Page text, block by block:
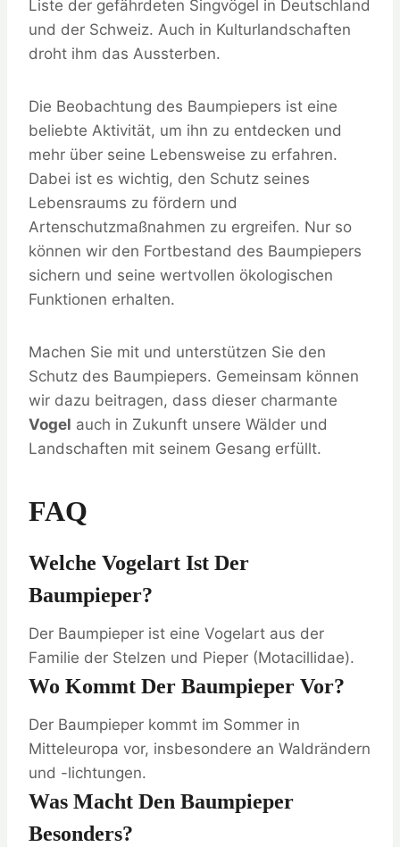
Liste der gefährdeten Singvögel in Deutschland
und der Schweiz. Auch in Kulturlandschaften
droht ihm das Aussterben.
Die Beobachtung des Baumpiepers ist eine
beliebte Aktivität, um ihn zu entdecken und
mehr über seine Lebensweise zu erfahren.
Dabei ist es wichtig, den Schutz seines
Lebensraums zu fördern und
Artenschutzmaßnahmen zu ergreifen. Nur so
können wir den Fortbestand des Baumpiepers
sichern und seine wertvollen ökologischen
Funktionen erhalten.
Machen Sie mit und unterstützen Sie den
Schutz des Baumpiepers. Gemeinsam können
wir dazu beitragen, dass dieser charmante
Vogel auch in Zukunft unsere Wälder und
Landschaften mit seinem Gesang erfüllt.
FAQ
Welche Vogelart Ist Der
Baumpieper?
Der Baumpieper ist eine Vogelart aus der
Familie der Stelzen und Pieper (Motacillidae).
Wo Kommt Der Baumpieper Vor?
Der Baumpieper kommt im Sommer in
Mitteleuropa vor, insbesondere an Waldrändern
und -lichtungen.
Was Macht Den Baumpieper
Besonders?